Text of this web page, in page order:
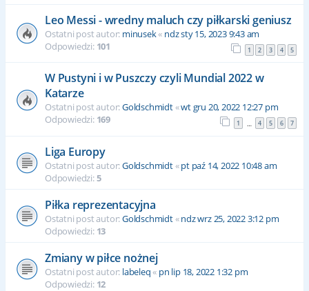
Leo Messi - wredny maluch czy piłkarski geniusz
Ostatni post autor: minusek« ndz sty 15, 2023 9:43 am
Odpowiedzi: 101 1 2 3 4 5
W Pustyni i w Puszczy czyli Mundial 2022 w
Katarze
Ostatni post autor:Goldschmidt«wt gru 20, 2022 12:27 pm
Odpowiedzi: 169 1 … 4 5 6 7
Liga Europy
Ostatni post autor:Goldschmidt«pt paź 14, 2022 10:48 am
Odpowiedzi:5
Piłka reprezentacyjna
Ostatni post autor:Goldschmidt«ndz wrz 25, 2022 3:12 pm
Odpowiedzi: 13
Zmiany w piłce nożnej
Ostatni post autor: labeleq« pn lip 18, 2022 1:32 pm
Odpowiedzi: 12